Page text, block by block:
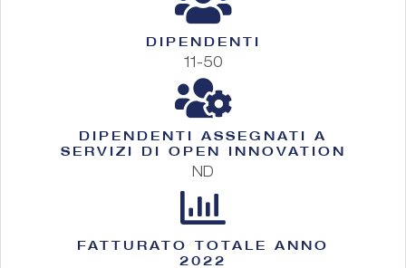
DIPENDENTI
11-50
DIPENDENTI ASSEGNATI A
SERVIZI DI OPEN INNOVATION
ND
FATTURATO TOTALE ANNO
2022